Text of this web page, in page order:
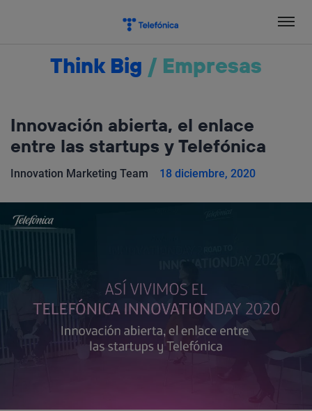
Think Big / Empresas
Innovación abierta, el enlace
entre las startups y Telefónica
Innovation Marketing Team 18 diciembre, 2020